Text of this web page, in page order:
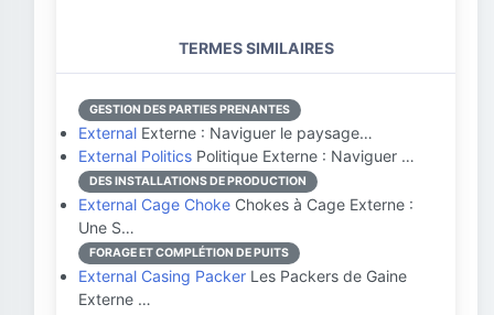
TERMES SIMILAIRES
GESTION DES PARTIES PRENANTES
External Externe : Naviguer le paysage…
External Politics Politique Externe : Naviguer …
DES INSTALLATIONS DE PRODUCTION
External Cage Choke Chokes à Cage Externe :
Une S…
FORAGE ET COMPLÉTION DE PUITS
External Casing Packer Les Packers de Gaine
Externe …